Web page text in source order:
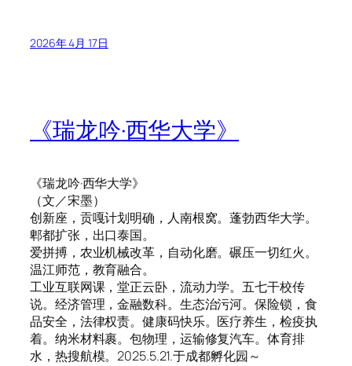
2026年 4月 17日
《瑞龙吟·西华大学》
《瑞龙吟·西华大学》
（文／宋墨）
创新座，贡嘎计划明确，人南根窝。蓬勃西华大学。
郫都扩张，出口泰国。
爱拼搏，农业机械改革，自动化磨。碾压一切红火。
温江师范，教育融合。
工业互联网课，堂正云卧，流动力学。五七干校传
说。经济管理，金融数科。生态治污河。保险锁，食
品安全，法律权责。健康码快乐。医疗养生，检疫执
着。纳米材料裹。包物理，运输修复汽车。体育排
水，热搜航模。2025.5.21.于成都孵化园～